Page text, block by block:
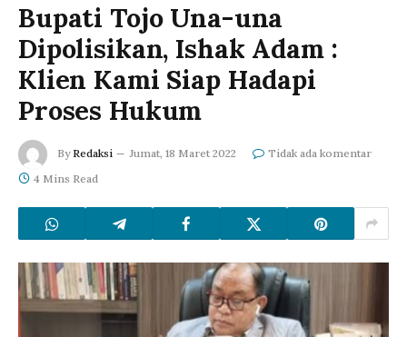
Bupati Tojo Una-una
Dipolisikan, Ishak Adam :
Klien Kami Siap Hadapi
Proses Hukum
By Redaksi Jumat, 18 Maret 2022
Tidak ada komentar
4 Mins Read